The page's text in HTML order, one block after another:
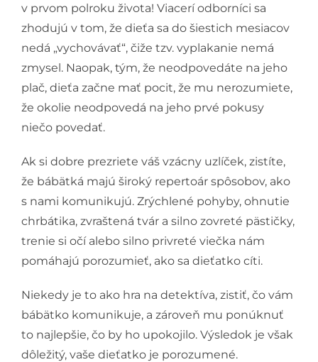
v prvom polroku života! Viacerí odborníci sa
zhodujú v tom, že dieťa sa do šiestich mesiacov
nedá „vychovávať“, čiže tzv. vyplakanie nemá
zmysel. Naopak, tým, že neodpovedáte na jeho
plač, dieťa začne mať pocit, že mu nerozumiete,
že okolie neodpovedá na jeho prvé pokusy
niečo povedať.
Ak si dobre prezriete váš vzácny uzlíček, zistíte,
že bábätká majú široký repertoár spôsobov, ako
s nami komunikujú. Zrýchlené pohyby, ohnutie
chrbátika, zvraštená tvár a silno zovreté pästičky,
trenie si očí alebo silno privreté viečka nám
pomáhajú porozumieť, ako sa dieťatko cíti.
Niekedy je to ako hra na detektíva, zistiť, čo vám
bábätko komunikuje, a zároveň mu ponúknuť
to najlepšie, čo by ho upokojilo. Výsledok je však
dôležitý, vaše dieťatko je porozumené.